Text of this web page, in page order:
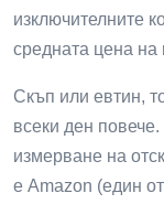
изключителните
средната цена
Скъп или евтин,
всеки ден
измерване на
е Amazon (един